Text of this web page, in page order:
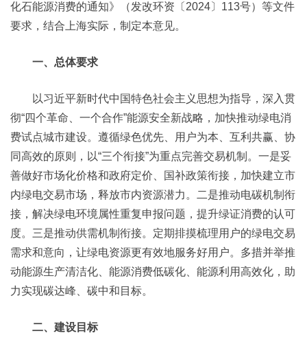
化石能源消费的通知》（发改环资〔2024〕113号）等文件
要求，结合上海实际，制定本意见。
一、总体要求
以习近平新时代中国特色社会主义思想为指导，深入贯
彻“四个革命、一个合作”能源安全新战略，加快推动绿电消
费试点城市建设。遵循绿色优先、用户为本、互利共赢、协
同高效的原则，以“三个衔接”为重点完善交易机制。一是妥
善做好市场化价格和政府定价、国补政策衔接，加快建立市
内绿电交易市场，释放市内资源潜力。二是推动电碳机制衔
接，解决绿电环境属性重复申报问题，提升绿证消费的认可
度。三是推动供需机制衔接。定期排摸梳理用户的绿电交易
需求和意向，让绿电资源更有效地服务好用户。多措并举推
动能源生产清洁化、能源消费低碳化、能源利用高效化，助
力实现碳达峰、碳中和目标。
二、建设目标